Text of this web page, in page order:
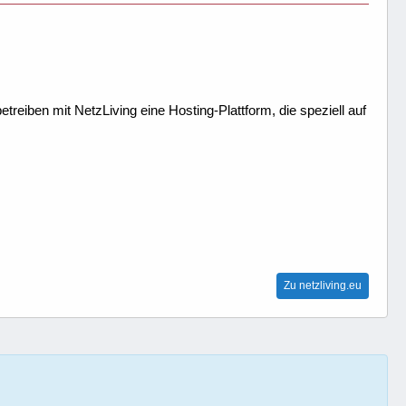
mit NetzLiving eine Hosting-Plattform, die speziell auf
Zu netzliving.eu